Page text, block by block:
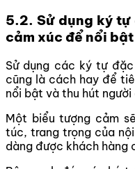
5.2. Sử dụng ký
cảm xúc để nổi bật
Sử dụng các ký tự
cũng là cách hay để
nổi bật và thu hút người
Một biểu tượng cảm
túc, trang trọng của
dàng được khách hàng